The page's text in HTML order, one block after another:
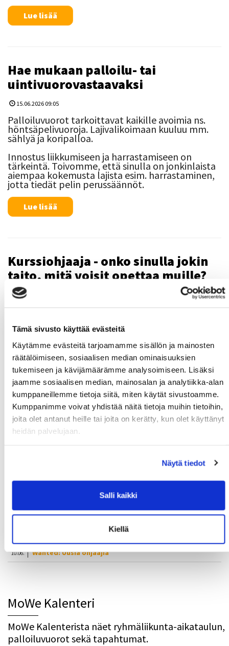
Tämä sivusto käyttää evästeitä
Käytämme evästeitä tarjoamamme sisällön ja mainosten
räätälöimiseen, sosiaalisen median ominaisuuksien
tukemiseen ja kävijämäärämme analysoimiseen. Lisäksi
jaamme sosiaalisen median, mainosalan ja analytiikka-alan
kumppaneillemme tietoja siitä, miten käytät sivustoamme.
Kumppanimme voivat yhdistää näitä tietoja muihin tietoihin,
joita olet antanut heille tai joita on kerätty, kun olet käyttänyt
heidän palvelujaan.
Näytä tiedot
Salli kaikki
Kiellä
Lue lisää
Hae mukaan palloilu- tai
uintivuorovastaavaksi
15.06.2026 09:05
Palloiluvuorot tarkoittavat kaikille avoimia ns.
höntsäpelivuoroja. Lajivalikoimaan kuuluu mm.
sählyä ja koripalloa.
Innostus liikkumiseen ja harrastamiseen on
tärkeintä. Toivomme, että sinulla on jonkinlaista
aiempaa kokemusta lajista esim. harrastaminen,
jotta tiedät pelin perussäännöt.
Lue lisää
Kurssiohjaaja - onko sinulla jokin
taito, mitä voisit opettaa muille?
15.06.2026 09:04
alkeet tai käsiseisonta-workshop) ja etsimmekin
Ehdota meille millaista kurssia sinä voisit vetää!
Lue lisää
Syksyn MoWe Card myynnissä
24.06. Tervetuloa uudet opiskelijat!
Kuntosalien kesän aukioloajat
10.06. Wanted: Uusia ohjaajia
MoWe Kalenteri
MoWe Kalenterista näet ryhmäliikunta-aikataulun,
palloiluvuorot sekä tapahtumat.